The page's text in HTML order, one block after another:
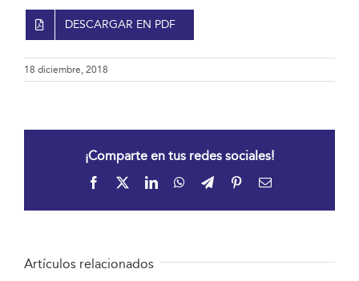
DESCARGAR EN PDF
18 diciembre, 2018
¡Comparte en tus redes sociales!
Facebook LinkedInWhatsApp
TelegramPinterestCorreo
Artículos relacionados